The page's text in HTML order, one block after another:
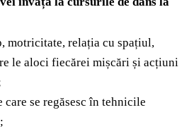
motricitate, relația cu spațiul,
le aloci fiecărei mișcări și acțiuni
se regăsesc în tehnicile